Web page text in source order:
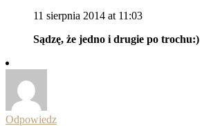
11 sierpnia 2014 at 11:03
Sądzę, że jedno i drugie po trochu:)
Odpowiedz